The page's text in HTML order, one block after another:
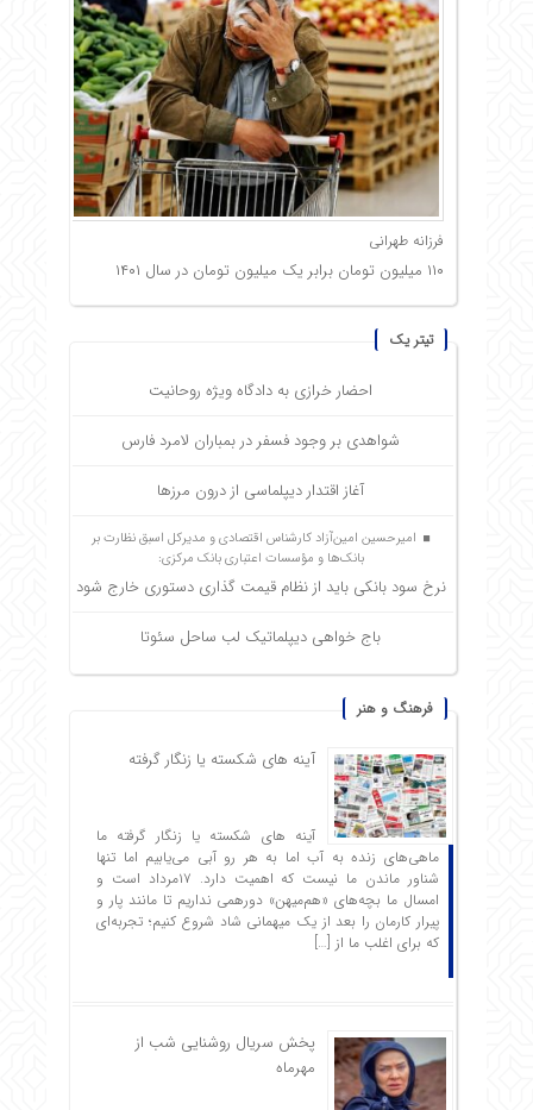
فرزانه طهرانی
۱۱۰ میلیون تومان برابر یک میلیون تومان در سال ۱۴۰۱
تیتر یک
احضار خرازی به دادگاه ویژه روحانیت
شواهدی بر وجود فسفر در بمباران لامرد فارس
آغاز اقتدار دیپلماسی از درون مرزها
امیرحسین امین‌آزاد کارشناس اقتصادی و مدیرکل اسبق نظارت بر
بانک‌ها و مؤسسات اعتباری بانک مرکزی:
نرخ سود بانکی باید از نظام قیمت گذاری دستوری خارج شود
باج خواهی دیپلماتیک لب ساحل سئوتا
فرهنگ و هنر
آینه های شکسته یا زنگار گرفته
آینه های شکسته یا زنگار گرفته ما
ماهی‌های زنده به آب اما به هر رو آبی می‌یابیم اما تنها
شناور ماندن ما نیست که اهمیت دارد. ۱۷مرداد است و
امسال ما بچه‌های «هم‌میهن» دورهمی نداریم تا مانند پار و
پیرار کارمان را بعد از یک میهمانی شاد شروع ‌کنیم؛ تجربه‌ای
که برای اغلب ما از […]
پخش سریال روشنایی شب از
مهرماه